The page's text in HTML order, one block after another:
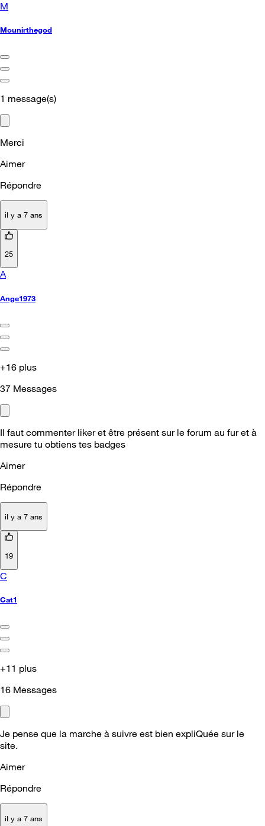
M
Mounirthegod
1 message(s)
Merci
Aimer
Répondre
il y a 7 ans
25
A
Ange1973
+16 plus
37 Messages
Il faut commenter liker et être présent sur le forum au fur et à
mesure tu obtiens tes badges
Aimer
Répondre
il y a 7 ans
19
C
Cat1
+11 plus
16 Messages
Je pense que la marche à suivre est bien expliQuée sur le
site.
Aimer
Répondre
il y a 7 ans